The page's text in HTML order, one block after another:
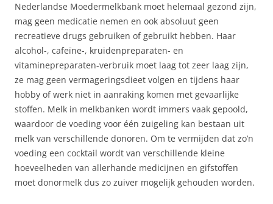
Nederlandse Moedermelkbank moet helemaal gezond zijn,
mag geen medicatie nemen en ook absoluut geen
recreatieve drugs gebruiken of gebruikt hebben. Haar
alcohol-, cafeïne-, kruidenpreparaten- en
vitaminepreparaten-verbruik moet laag tot zeer laag zijn,
ze mag geen vermageringsdieet volgen en tijdens haar
hobby of werk niet in aanraking komen met gevaarlijke
stoffen. Melk in melkbanken wordt immers vaak gepoold,
waardoor de voeding voor één zuigeling kan bestaan uit
melk van verschillende donoren. Om te vermijden dat zo’n
voeding een cocktail wordt van verschillende kleine
hoeveelheden van allerhande medicijnen en gifstoffen
moet donormelk dus zo zuiver mogelijk gehouden worden.